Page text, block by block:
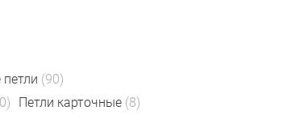
(90)
Петли карточные (8)